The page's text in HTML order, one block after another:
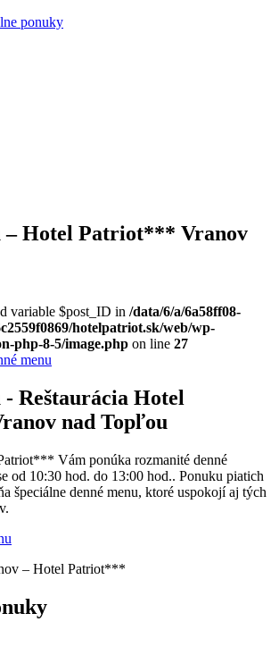
ponuky
– Hotel Patriot*** Vranov
variable $post_ID in /data/6/a/6a58ff08-
hotelpatriot.sk/web/wp-
php-8-5/image.php on line 27
menu
- Reštaurácia Hotel
nad Topľou
Vám ponúka rozmanité denné
od 10:30 hod. do 13:00 hod.. Ponuku piatich
špeciálne denné menu, ktoré uspokojí aj tých